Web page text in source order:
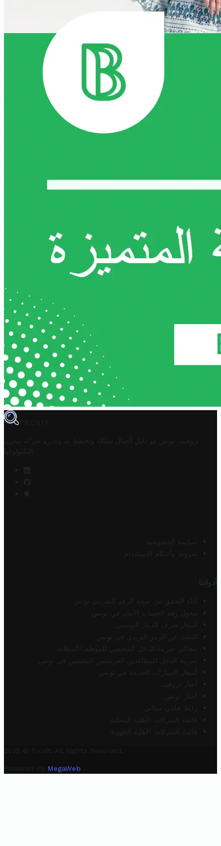
TROVIT
تروفيت تونس هو دليل أعمال تملكه وتحتفظ به وتديره
شركة مخزن
التكنولوجيا
سياسة الخصوصية
شروط وأحكام الاستخدام
أدواتنا
أداة التحقق من صحة الرقم الضريبي تونس
محول رقم الحساب الآيبان في تونس
أسعار صرف الدينار التونسي
البحث عن الرمز البريدي في تونس
محاكي ضريبة الدخل الشخصي للموظف/المتقاعد
ضريبة الدخل للمتقاعدين الفرنسيين المقيمين في تونس
أسعار السيارات الجديدة في تونس
أخبار تروفيت
أخبار تونس
رابط خلفي مجاني
قائمة الشركات الأهلية المحلية
قائمة الشركات الأهلية الجهوية
2025 © Trovit. All Rights Reserved.
Powered By MegaWeb